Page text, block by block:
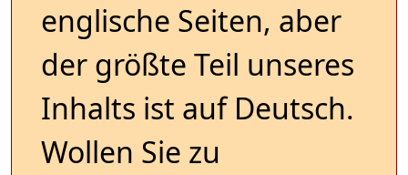
englische Seiten, aber
der größte Teil unseres
Inhalts ist auf Deutsch.
Wollen Sie zu